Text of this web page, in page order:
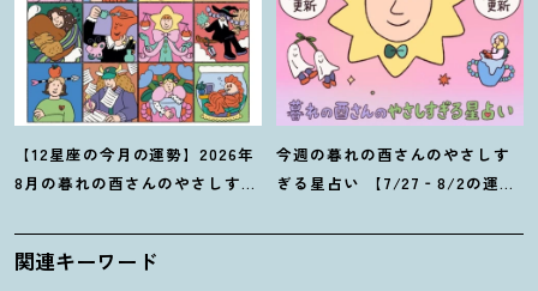
【12星座の今月の運勢】2026年
8月の暮れの酉さんのやさしすぎ
今週の暮れの酉さんのやさしす
ぎる星占い 【7/27‐8/2の運
関連キーワード